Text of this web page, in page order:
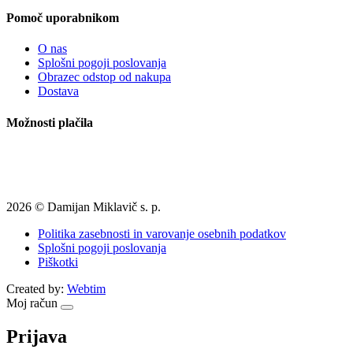
Pomoč uporabnikom
O nas
Splošni pogoji poslovanja
Obrazec odstop od nakupa
Dostava
Možnosti plačila
2026 © Damijan Miklavič s. p.
Politika zasebnosti in varovanje osebnih podatkov
Splošni pogoji poslovanja
Piškotki
Created by: Webtim
Moj račun
Prijava